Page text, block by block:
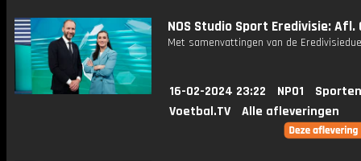
NOS Studio Sport Eredivisie: Afl.
Met samenvattingen van de
16-02-2024 23:22 NPO1
Voetbal.TV
Alle afleveringen